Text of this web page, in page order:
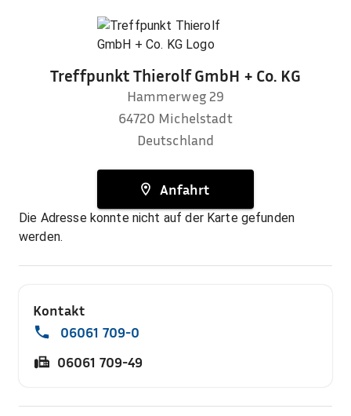
Treffpunkt Thierolf GmbH + Co. KG
Hammerweg 29
64720 Michelstadt
Deutschland
Anfahrt
Die Adresse konnte nicht auf der Karte gefunden
werden.
Kontakt
06061 709-0
06061 709-49